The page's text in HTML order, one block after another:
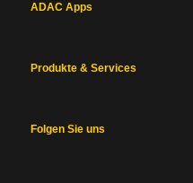
ADAC Apps
Produkte & Services
Folgen Sie uns